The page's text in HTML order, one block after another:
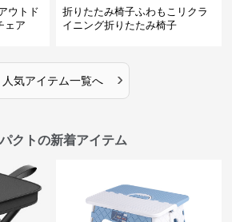
ウトド
ェア
折りたたみ椅子ふわもこリクラ
イニング折りたたみ椅子
人気アイテム一覧へ ›
クトの新着アイテム